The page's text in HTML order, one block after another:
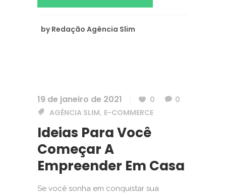
by Redação Agência Slim
19 de janeiro de 2021 0
0
AGÊNCIA SLIM, E-COMMERCE
Ideias Para Você
Começar A
Empreender Em Casa
Se você sonha em conquistar sua